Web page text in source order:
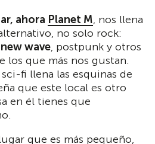
ahora Planet M, nos llena
no solo rock:
wave, postpunk y otros
los que más nos gustan.
fi llena las esquinas de
que este local es otro
en él tienes que
que es más pequeño,